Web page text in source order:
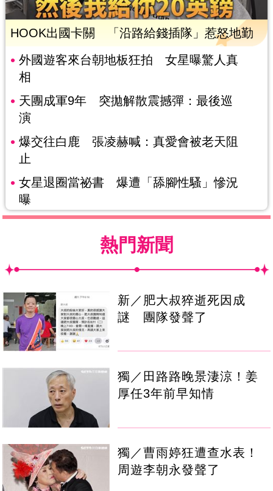
HOOK出國卡關 「沿路給錢插隊」惹怒地勤
外國遊客來台朝地板狂拍 女星曝驚人真
相
天團成軍9年 突拋解散震撼彈：最後巡
演
爆交往白鹿 張凌赫喊：真愛會被老天阻
止
女星退圈當祕書 爆遭「舔腳性騷」慘況
曝
熱門新聞
新／肥大叔猝逝死因成
謎 團隊發聲了
獨／田路路晚景淒涼！姜
厚任3年前早知情
獨／曹雨婷狂遭查水表！
周遊李朝永發聲了